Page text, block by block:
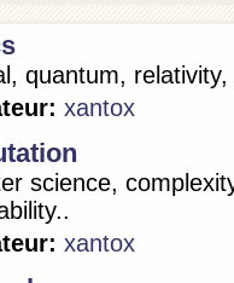
quantum,
xantox
science,
xantox